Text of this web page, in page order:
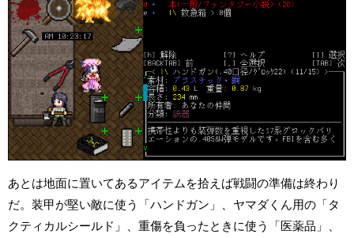
あとは地面に置いてあるアイテムを拾えば戦闘の準備は終わり
だ。装甲が堅い敵に使う「ハンドガン」、ヤマダくん用の「タ
クティカルシールド」、重傷を負ったときに使う「医薬品」、